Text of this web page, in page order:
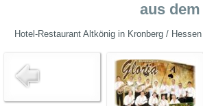
aus
Hotel-Restaurant Altkönig in Kronberg /